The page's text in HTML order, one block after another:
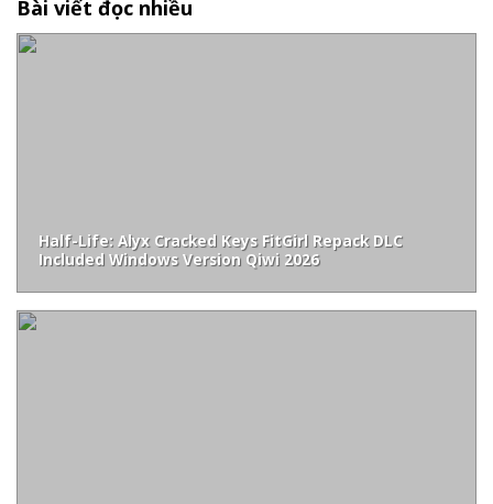
Bài viết đọc nhiều
Half-Life: Alyx Cracked Keys FitGirl Repack DLC
Included Windows Version Qiwi 2026